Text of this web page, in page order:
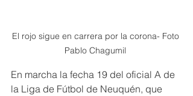
El rojo sigue en carrera por la corona- Foto
Pablo Chagumil
En marcha la fecha 19 del oficial A de
la Liga de Fútbol de Neuquén, que